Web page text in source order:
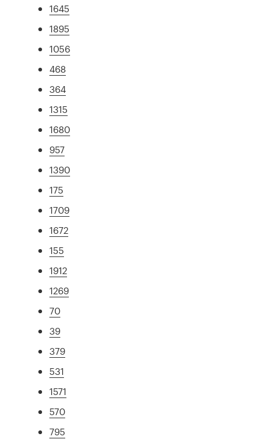
1645
1895
1056
468
364
1315
1680
957
1390
175
1709
1672
155
1912
1269
70
39
379
531
1571
570
795